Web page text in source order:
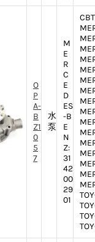
O
P
A-
B
Z1
0
5
7
水
泵
M
E
R
C
E
D
ES
-B
E
N
Z:
31
42
00
29
01